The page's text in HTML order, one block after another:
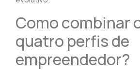
Como combinar
quatro perfis de
empreendedor?